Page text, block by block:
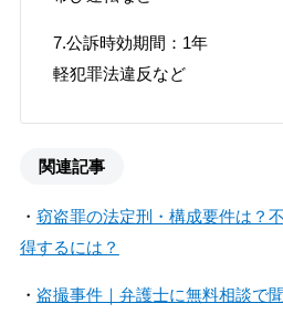
7.公訴時効期間：1年
軽犯罪法違反など
関連記事
・ 窃盗罪の法定刑・構成要件は？
得するには？
・ 盗撮事件｜弁護士に無料相談で